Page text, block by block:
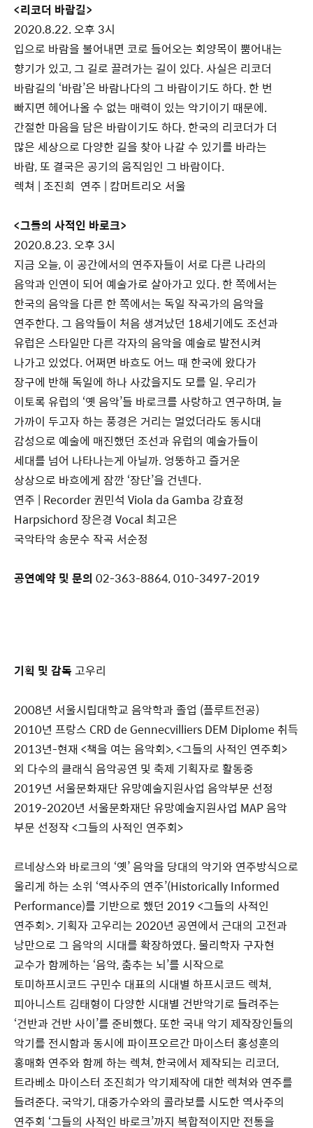
<리코더 바람길>
2020.8.22. 오후 3시
입으로 바람을 불어내면 코로 들어오는 회양목이 뿜어내는
향기가 있고, 그 길로 끌려가는 길이 있다. 사실은 리코더
바람길의 ‘바람’은 바람나다의 그 바람이기도 하다. 한 번
빠지면 헤어나올 수 없는 매력이 있는 악기이기 때문에.
간절한 마음을 담은 바람이기도 하다. 한국의 리코더가 더
많은 세상으로 다양한 길을 찾아 나갈 수 있기를 바라는
바람, 또 결국은 공기의 움직임인 그 바람이다.
렉쳐 | 조진희 연주 | 캄머트리오 서울
<그들의 사적인 바로크>
2020.8.23. 오후 3시
지금 오늘, 이 공간에서의 연주자들이 서로 다른 나라의
음악과 인연이 되어 예술가로 살아가고 있다. 한 쪽에서는
한국의 음악을 다른 한 쪽에서는 독일 작곡가의 음악을
연주한다. 그 음악들이 처음 생겨났던 18세기에도 조선과
유럽은 스타일만 다른 각자의 음악을 예술로 발전시켜
나가고 있었다. 어쩌면 바흐도 어느 때 한국에 왔다가
장구에 반해 독일에 하나 사갔을지도 모를 일. 우리가
이토록 유럽의 ‘옛 음악’들 바로크를 사랑하고 연구하며, 늘
가까이 두고자 하는 풍경은 거리는 멀었더라도 동시대
감성으로 예술에 매진했던 조선과 유럽의 예술가들이
세대를 넘어 나타나는게 아닐까. 엉뚱하고 즐거운
상상으로 바흐에게 잠깐 ‘장단’을 건넨다.
연주 | Recorder 권민석 Viola da Gamba 강효정
Harpsichord 장은경 Vocal 최고은
국악타악 송문수 작곡 서순정
공연예약 및 문의 02-363-8864, 010-3497-2019
기획 및 감독 고우리
2008년 서울시립대학교 음악학과 졸업 (플루트전공)
2010년 프랑스 CRD de Gennecvilliers DEM Diplome 취득
2013년-현재 <책을 여는 음악회>, <그들의 사적인 연주회>
외 다수의 클래식 음악공연 및 축제 기획자로 활동중
2019년 서울문화재단 유망예술지원사업 음악부문 선정
2019-2020년 서울문화재단 유망예술지원사업 MAP 음악
부문 선정작 <그들의 사적인 연주회>
르네상스와 바로크의 ‘옛’ 음악을 당대의 악기와 연주방식으로
울리게 하는 소위 ‘역사주의 연주’(Historically Informed
Performance)를 기반으로 했던 2019 <그들의 사적인
연주회>. 기획자 고우리는 2020년 공연에서 근대의 고전과
낭만으로 그 음악의 시대를 확장하였다. 물리학자 구자현
교수가 함께하는 ‘음악, 춤추는 뇌’를 시작으로
토미하프시코드 구민수 대표의 시대별 하프시코드 렉쳐,
피아니스트 김태형이 다양한 시대별 건반악기로 들려주는
‘건반과 건반 사이’를 준비했다. 또한 국내 악기 제작장인들의
악기를 전시함과 동시에 파이프오르간 마이스터 홍성훈의
홍매화 연주와 함께 하는 렉쳐, 한국에서 제작되는 리코더,
트라베소 마이스터 조진희가 악기제작에 대한 렉쳐와 연주를
들려준다. 국악기, 대중가수와의 콜라보를 시도한 역사주의
연주회 ‘그들의 사적인 바로크’까지 복합적이지만 전통을